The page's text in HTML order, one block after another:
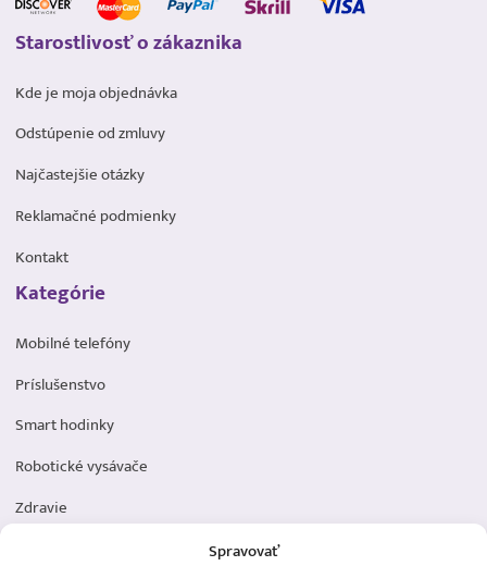
Spravovať
Starostlivosť o zákaznika
Kde je moja objednávka
Odstúpenie od zmluvy
Najčastejšie otázky
Reklamačné podmienky
Kontakt
Kategórie
Mobilné telefóny
Príslušenstvo
Smart hodinky
Robotické vysávače
Zdravie